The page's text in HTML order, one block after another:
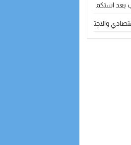
استكمال الترقيم… الفلاحة المغربية
والاجتماعي… في المؤسسات الإنتاجية